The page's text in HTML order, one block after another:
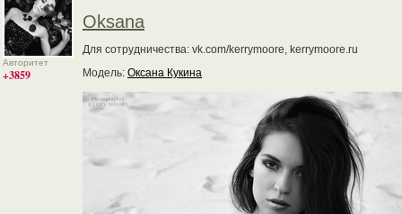
Авторитет
+3859
Oksana
Для сотрудничества: vk.com/kerrymoore, kerrymoore.ru
Модель: Оксана Кукина